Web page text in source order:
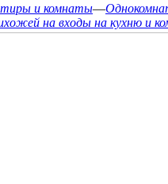
и комнаты—
на входы на кухню и